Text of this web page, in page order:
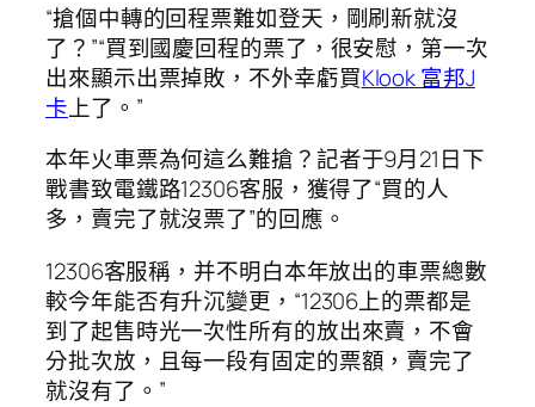
“搶個中轉的回程票難如登天，剛刷新就沒
了？”“買到國慶回程的票了，很安慰，第一次
出來顯示出票掉敗，不外幸虧買Klook 富邦J
卡上了。”
本年火車票為何這么難搶？記者于9月21日下
戰書致電鐵路12306客服，獲得了“買的人
多，賣完了就沒票了”的回應。
12306客服稱，并不明白本年放出的車票總數
較今年能否有升沉變更，“12306上的票都是
到了起售時光一次性所有的放出來賣，不會
分批次放，且每一段有固定的票額，賣完了
就沒有了。”